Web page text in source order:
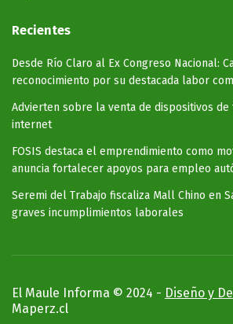
Recientes
Desde Río Claro al Ex Congreso Nacional:
reconocimiento por su destacada labor
Advierten sobre la venta de dispositivos
internet
FOSIS destaca el emprendimiento como
anuncia fortalecer apoyos para empleo
Seremi del Trabajo fiscaliza Mall Chino en
graves incumplimientos laborales
El Maule Informa © 2024 - Diseño y
Maperz.cl